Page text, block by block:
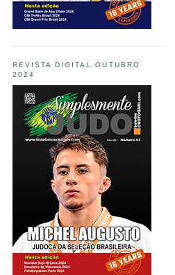
REVISTA DIGITAL OUTUBRO
2024